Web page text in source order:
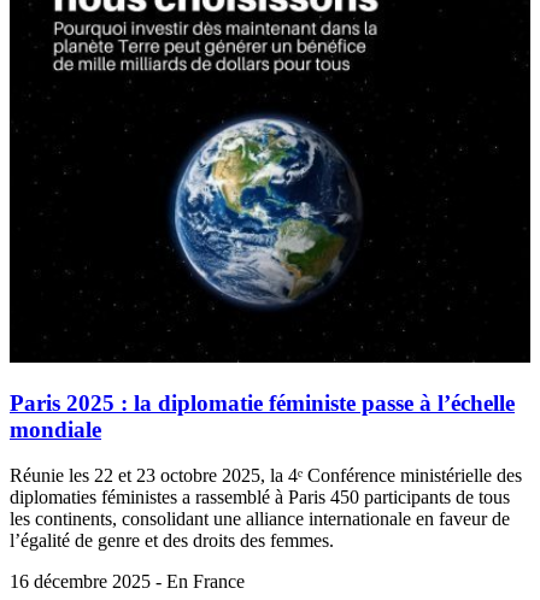
Paris 2025 : la diplomatie féministe passe à l’échelle
mondiale
Réunie les 22 et 23 octobre 2025, la 4ᵉ Conférence ministérielle des
diplomaties féministes a rassemblé à Paris 450 participants de tous
les continents, consolidant une alliance internationale en faveur de
l’égalité de genre et des droits des femmes.
16 décembre 2025 - En France